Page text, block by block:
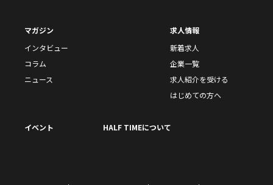
マガジン
インタビュー
コラム
ニュース
求人情報
新着求人
企業一覧
求人紹介を受ける
はじめての方へ
イベント HALF TIMEについて